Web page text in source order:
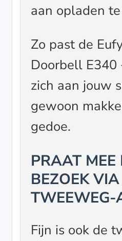
aan opladen
Zo past de
Doorbell E340
zich aan jouw
gewoon
gedoe.
PRAAT MEE
BEZOEK
TWEEWEG-
Fijn is ook de